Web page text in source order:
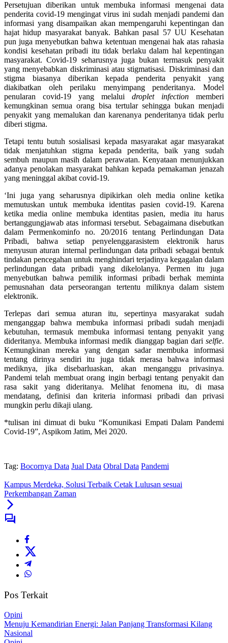
Persetujuan diberikan untuk membuka informasi mengenai data
penderita covid-19 mengingat virus ini sudah menjadi pandemi dan
informasi yang disampaikan akan mempengaruhi kepentingan dan
hajat hidup masyarakat banyak. Bahkan pasal 57 UU Kesehatan
pun juga menyebutkan bahwa ketentuan mengenai hak atas rahasia
kondisi kesehatan pribadi itu tidak berlaku dalam hal kepentingan
masyarakat. Covid-19 seharusnya juga bukan termasuk penyakit
yang menyebabkan diskriminasi atau stigmatisasi. Diskriminasi dan
stigma biasanya diberikan kepada penderita penyakit yang
diakibatkan oleh perilaku menyimpang penderitanya. Model
penularan covid-19 yang melalui droplet infection memberi
kemungkinan semua orang bisa tertular sehingga bukan menjadi
penyakit yang memalukan dan karenanya penderitanya tidak perlu
diberi stigma.
Tetapi tentu butuh sosialisasi kepada masyarakat agar masyarakat
tidak menjatuhkan stigma kepada penderita, baik yang sudah
sembuh maupun masih dalam perawatan. Kenyataan menunjukkan
adanya penolakan masyarakat bahkan kepada pemakaman jenazah
yang meninggal akibat covid-19.
‘Ini juga yang seharusnya dipikirkan oleh media online ketika
memutuskan untuk membuka identitas pasien covid-19. Karena
ketika media online membuka identitas pasien, media itu harus
bertanggungjawab atas informasi tersebut. Sebagaimana disebutkan
dalam Permenkominfo no. 20/2016 tentang Perlindungan Data
Pribadi, bahwa setiap penyelenggarasistem elektronik harus
menyusun aturan internal perlindungan data pribadi sebagai bentuk
tindakan pencegahan untuk menghindari terjadinya kegagalan dalam
perlindungan data pribadi yang dikelolanya. Permen itu juga
menyebutkan bahwa pemilik informasi pribadi berhak meminta
pemusnahan data perseorangan tertentu miliknya dalam sistem
elektronik.
Terlepas dari semua aturan itu, sepertinya masyarakat sudah
menganggap bahwa membuka informasi pribadi sudah menjadi
kebutuhan, termasuk membuka informasi tentang penyakit yang
dideritanya. Membuka informasi medik dianggap bagian dari selfie.
Kemungkinan mereka yang dengan sadar membuka informasi
tentang dirinya sendiri itu juga tidak merasa bahwa informasi
mediknya, jika disebarluaskan, akan menganggu privasinya.
Pandemi telah membuat orang ingin berbagi tentang penyakit dan
rasa sakit yang dideritanya. Melihat fenomena itu, di masa
mendatang, definisi dan kriteria informasi pribadi dan privasi
mungkin perlu dikaji ulang.
*tulisan ini dimuat di buku “Komunikasi Empati Dalam Pandemi
Covid-19”, Aspikom Jatim, Mei 2020.
Tag: Bocornya Data Jual Data Obral Data Pandemi
Kampus Merdeka, Solusi Terbaik Cetak Lulusan sesuai
Perkembangan Zaman
Pos Terkait
Opini
Menuju Kemandirian Energi: Jalan Panjang Transformasi Kilang
Nasional